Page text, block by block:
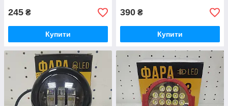
245 ₴
Купити
390 ₴
Купити